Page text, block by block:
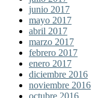
junio 2017
mayo 2017
abril 2017
marzo 2017
febrero 2017
enero 2017
diciembre 2016
noviembre 2016